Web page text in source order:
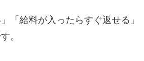
「給料が入ったらすぐ返せる」
。